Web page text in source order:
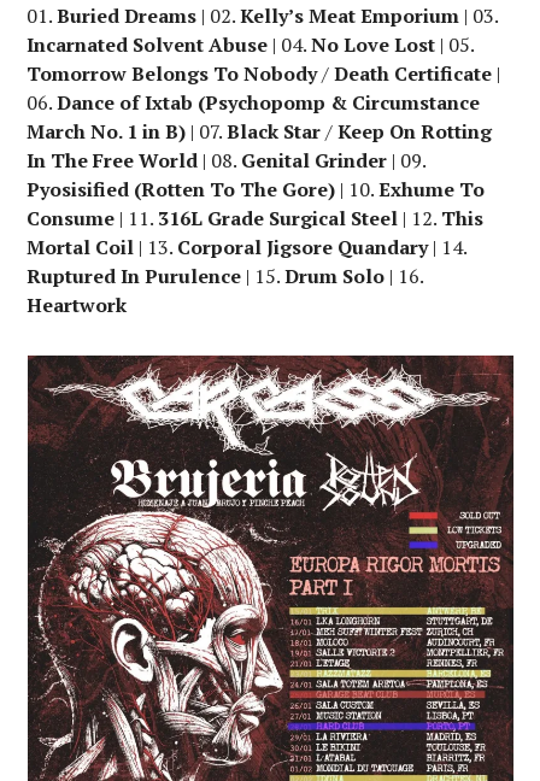
01.Buried Dreams | 02.Kelly’s Meat Emporium | 03.
Incarnated Solvent Abuse | 04.No Love Lost | 05.
Tomorrow Belongs To Nobody/Death Certificate |
06.Dance of Ixtab (Psychopomp & Circumstance
March No. 1 in B) | 07.Black Star/Keep On Rotting
In The Free World | 08. Genital Grinder | 09.
Pyosisified (Rotten To The Gore) | 10.Exhume To
Consume | 11. 316L Grade Surgical Steel | 12. This
Mortal Coil | 13. Corporal Jigsore Quandary| 14.
Ruptured In Purulence | 15.Drum Solo | 16.
Heartwork